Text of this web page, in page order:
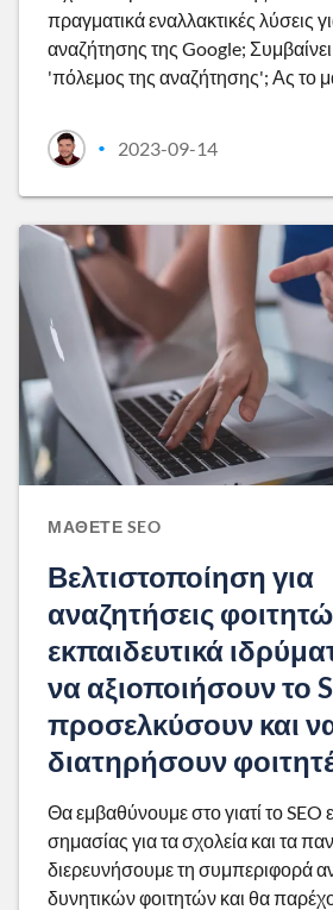
πραγματικά εναλλακτικές λύσεις
αναζήτησης της Google;
'πόλεμος της αναζήτησης'; Ας το
• 2023-09-14
ΜΆΘΕΤΕ SEO
Βελτιστοποίηση για
αναζητήσεις
εκπαιδευτικά
να αξιοποιήσουν το
προσελκύσουν και
διατηρήσουν
Θα εμβαθύνουμε στο γιατί το SEO
σημασίας για τα σχολεία και τα
διερευνήσουμε τη συμπεριφορά
δυνητικών φοιτητών και θα